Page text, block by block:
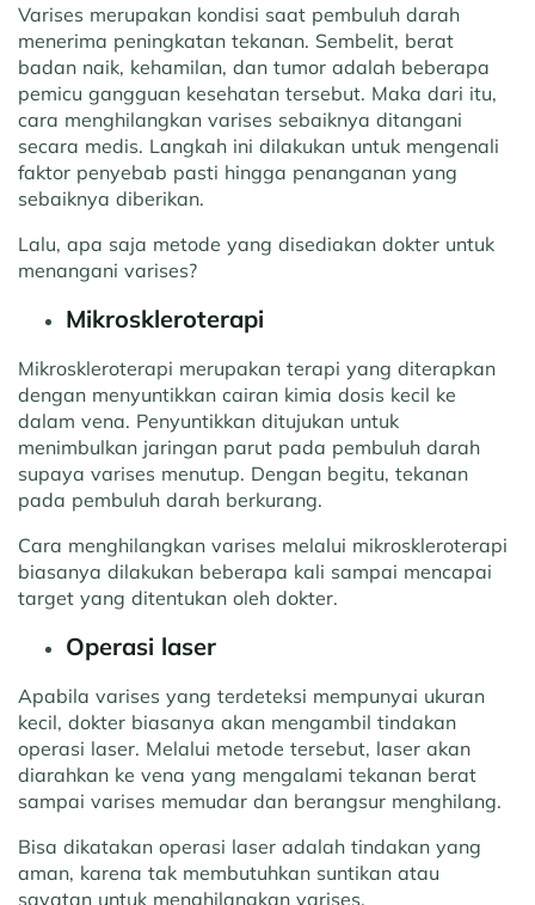
Varises merupakan kondisi saat pembuluh darah
menerima peningkatan tekanan. Sembelit, berat
badan naik, kehamilan, dan tumor adalah beberapa
pemicu gangguan kesehatan tersebut. Maka dari itu,
cara menghilangkan varises sebaiknya ditangani
secara medis. Langkah ini dilakukan untuk mengenali
faktor penyebab pasti hingga penanganan yang
sebaiknya diberikan.
Lalu, apa saja metode yang disediakan dokter untuk
menangani varises?
Mikroskleroterapi
Mikroskleroterapi merupakan terapi yang diterapkan
dengan menyuntikkan cairan kimia dosis kecil ke
dalam vena. Penyuntikkan ditujukan untuk
menimbulkan jaringan parut pada pembuluh darah
supaya varises menutup. Dengan begitu, tekanan
pada pembuluh darah berkurang.
Cara menghilangkan varises melalui mikroskleroterapi
biasanya dilakukan beberapa kali sampai mencapai
target yang ditentukan oleh dokter.
Operasi laser
Apabila varises yang terdeteksi mempunyai ukuran
kecil, dokter biasanya akan mengambil tindakan
operasi laser. Melalui metode tersebut, laser akan
diarahkan ke vena yang mengalami tekanan berat
sampai varises memudar dan berangsur menghilang.
Bisa dikatakan operasi laser adalah tindakan yang
aman, karena tak membutuhkan suntikan atau
sayatan untuk menghilangkan varises.